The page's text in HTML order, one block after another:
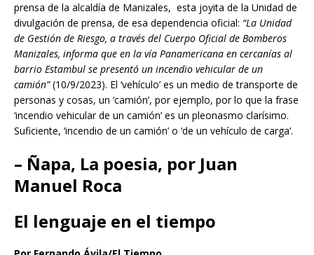
prensa de la alcaldía de Manizales, esta joyita de la Unidad de
divulgación de prensa, de esa dependencia oficial: “La Unidad
de Gestión de Riesgo, a través del Cuerpo Oficial de Bomberos
Manizales, informa que en la vía Panamericana en cercanías al
barrio Estambul se presentó un incendio vehicular de un
camión”(10/9/2023). El ‘vehículo’ es un medio de transporte de
personas y cosas, un ‘camión’, por ejemplo, por lo que la frase
‘incendio vehicular de un camión’ es un pleonasmo clarísimo.
Suficiente, ‘incendio de un camión’ o ‘de un vehículo de carga’.
– Ñapa, La poesia, por Juan
Manuel Roca
El lenguaje en el tiempo